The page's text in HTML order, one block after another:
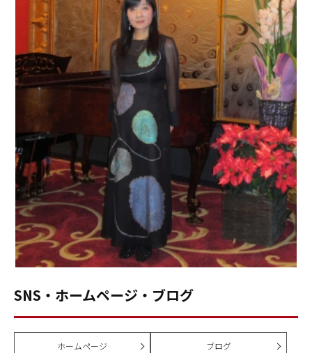
SNS・ホームページ・ブログ
ホームページ ブログ